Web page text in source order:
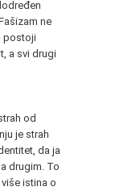
ne
postoji
a svi drugi
od
je strah
da ja
drugim. To
istina o